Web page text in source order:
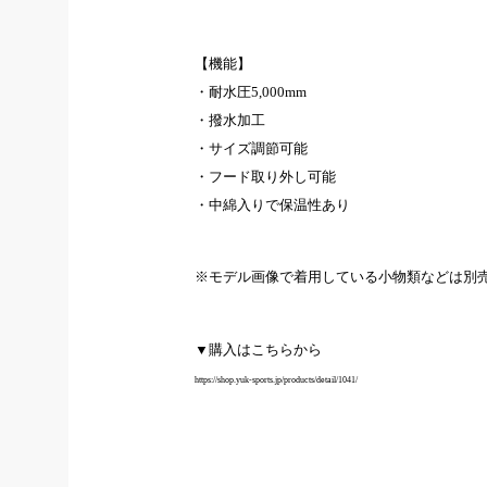
【機能】
・耐水圧5,000mm
・撥水加工
・サイズ調節可能
・フード取り外し可能
・中綿入りで保温性あり
※モデル画像で着用している小物類などは別
▼購入はこちらから
https://shop.yuk-sports.jp/products/detail/1041/